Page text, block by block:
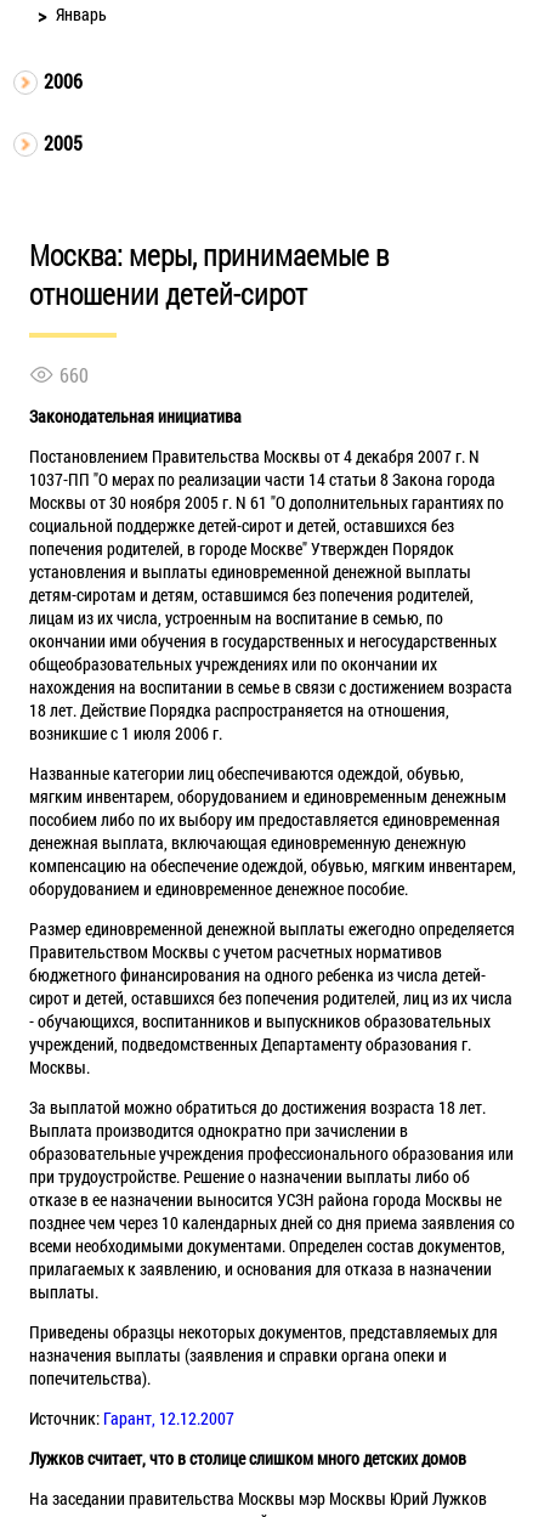
Январь
2006
2005
Москва: меры, принимаемые в
отношении детей-сирот
660
Законодательная инициатива
Постановлением Правительства Москвы от 4 декабря 2007 г. N
1037-ПП "О мерах по реализации части 14 статьи 8 Закона города
Москвы от 30 ноября 2005 г. N 61 "О дополнительных гарантиях по
социальной поддержке детей-сирот и детей, оставшихся без
попечения родителей, в городе Москве" Утвержден Порядок
установления и выплаты единовременной денежной выплаты
детям-сиротам и детям, оставшимся без попечения родителей,
лицам из их числа, устроенным на воспитание в семью, по
окончании ими обучения в государственных и негосударственных
общеобразовательных учреждениях или по окончании их
нахождения на воспитании в семье в связи с достижением возраста
18 лет. Действие Порядка распространяется на отношения,
возникшие с 1 июля 2006 г.
Названные категории лиц обеспечиваются одеждой, обувью,
мягким инвентарем, оборудованием и единовременным денежным
пособием либо по их выбору им предоставляется единовременная
денежная выплата, включающая единовременную денежную
компенсацию на обеспечение одеждой, обувью, мягким инвентарем,
оборудованием и единовременное денежное пособие.
Размер единовременной денежной выплаты ежегодно определяется
Правительством Москвы с учетом расчетных нормативов
бюджетного финансирования на одного ребенка из числа детей-
сирот и детей, оставшихся без попечения родителей, лиц из их числа
- обучающихся, воспитанников и выпускников образовательных
учреждений, подведомственных Департаменту образования г.
Москвы.
За выплатой можно обратиться до достижения возраста 18 лет.
Выплата производится однократно при зачислении в
образовательные учреждения профессионального образования или
при трудоустройстве. Решение о назначении выплаты либо об
отказе в ее назначении выносится УСЗН района города Москвы не
позднее чем через 10 календарных дней со дня приема заявления со
всеми необходимыми документами. Определен состав документов,
прилагаемых к заявлению, и основания для отказа в назначении
выплаты.
Приведены образцы некоторых документов, представляемых для
назначения выплаты (заявления и справки органа опеки и
попечительства).
Источник: Гарант, 12.12.2007
Лужков считает, что в столице слишком много детских домов
На заседании правительства Москвы мэр Москвы Юрий Лужков